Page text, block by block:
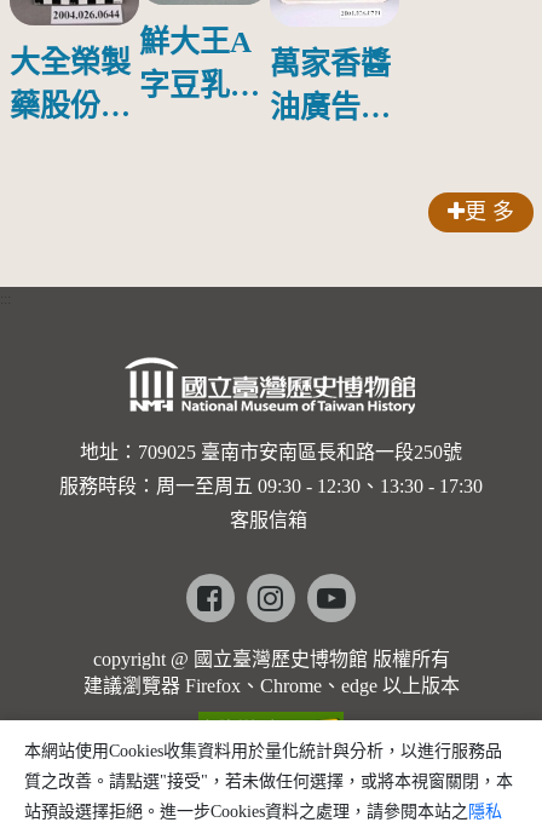
大全榮製
藥股份有
鮮大王A
字豆乳罐
萬家香醬
油廣告塑
更 多
地址：709025 臺南市安南區長和路一段250號
服務時段：周一至周五 09:30 - 12:30、13:30 - 17:30
客服信箱
Facebookinstagramyoutube
copyright @ 國立臺灣歷史博物館 版權所有
建議瀏覽器 Firefox、Chrome、edge 以上版本
本網站使用Cookies收集資料用於量化統計與分析，以進行服務品
質之改善。請點選"接受"，若未做任何選擇，或將本視窗關閉，本
站預設選擇拒絕。進一步Cookies資料之處理，請參閱本站之 隱私